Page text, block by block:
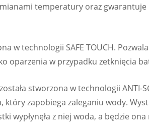
temperatury oraz
w technologii SAFE TOUCH.
oparzenia w przypadku zetknięcia
stworzona w technologii ANTI-
który zapobiega zaleganiu wody.
wypłynęła z niej woda, a będzie